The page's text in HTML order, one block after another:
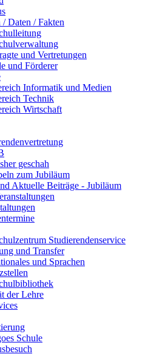
/ Daten / Fakten
und Vertretungen
und Förderer
Informatik und Medien
Technik
Wirtschaft
geschah
zum Jubiläum
Aktuelle Beiträge - Jubiläum
Studierendenservice
und Transfer
und Sprachen
der Lehre
Schule